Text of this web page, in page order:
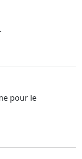
pour le